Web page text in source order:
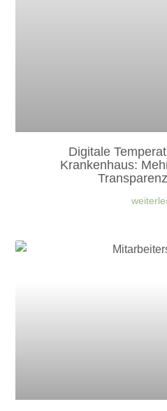
Digitale
Krankenhaus: